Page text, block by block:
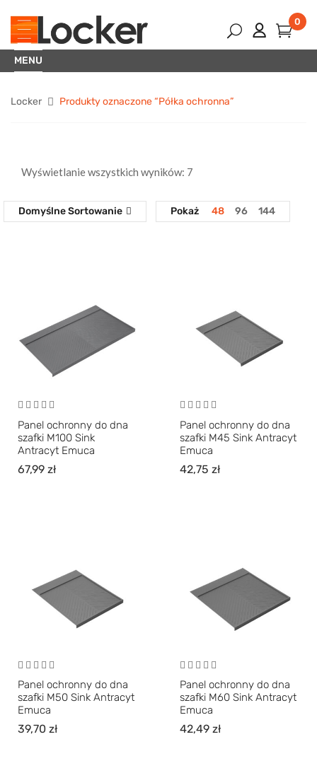
0
MENU
Locker Produkty oznaczone “Półka ochronna”
Wyświetlanie wszystkich wyników: 7
Domyślne Sortowanie Pokaż 48 96 144
Panel ochronny do dna
szafki M100 Sink
Antracyt Emuca
67,99 zł
Panel ochronny do dna
szafki M45 Sink Antracyt
Emuca
42,75 zł
Panel ochronny do dna
szafki M50 Sink Antracyt
Emuca
39,70 zł
Panel ochronny do dna
szafki M60 Sink Antracyt
Emuca
42,49 zł